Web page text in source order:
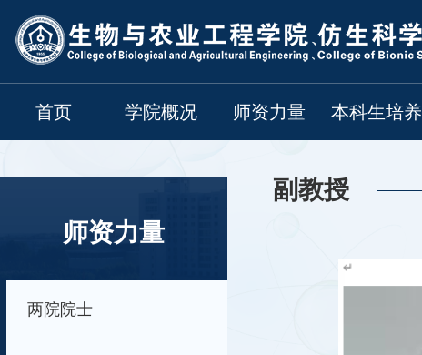
首页 学院概况 师资力量 本科生培养
师资力量
两院院士
副教授